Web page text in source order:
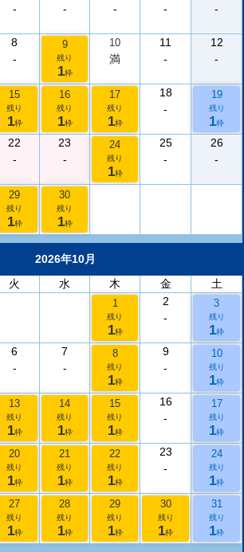
-
-
-
-
-
8
-
9
残り
1枠
10
満
11
-
12
-
15
残り
1枠
16
残り
1枠
17
残り
1枠
18
-
19
残り
1枠
22
-
23
-
24
残り
1枠
25
-
26
-
29
残り
1枠
30
残り
1枠
2026年10月
火 水 木 金 土
1
残り
1枠
2
-
3
残り
1枠
6
-
7
-
8
残り
1枠
9
-
10
残り
1枠
13
残り
1枠
14
残り
1枠
15
残り
1枠
16
-
17
残り
1枠
20
残り
1枠
21
残り
1枠
22
残り
1枠
23
-
24
残り
1枠
27
残り
1枠
28
残り
1枠
29
残り
1枠
30
残り
1枠
31
残り
1枠